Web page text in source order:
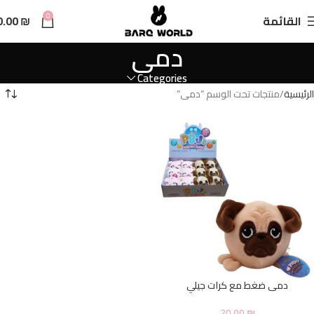
القائمة 0
₪
دمى
Categories
الرئيسية منتجات تحت الوسم “دمى”
دمى ضغط مع كرات جيلي